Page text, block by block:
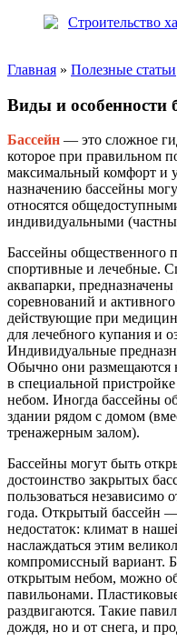
Главная » Полезные статьи
Виды и особенности
Бассейн — это сложное
которое при правильном
максимальный комфорт и
назначению бассейны
относятся
индивидуальными
Бассейны общественного
спортивные и лечебные.
аквапарки,
соревнований и
действующие при
для лечебного купания и
Индивидуальные
Обычно они размещаются
в специальной
небом. Иногда бассейны
здании рядом с домом
тренажерным залом).
Бассейны могут быть
достоинство закрытых
пользоваться независимо
года. Открытый бассейн
недостаток: климат в
наслаждаться этим
компромиссный вариант.
открытым небом, можно
павильонами.
раздвигаются. Такие
дождя, но и от снега, и